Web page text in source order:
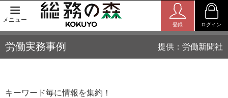
メニュー
登録 ログイン
労働実務事例 提供：労働新聞社
キーワード毎に情報を集約！